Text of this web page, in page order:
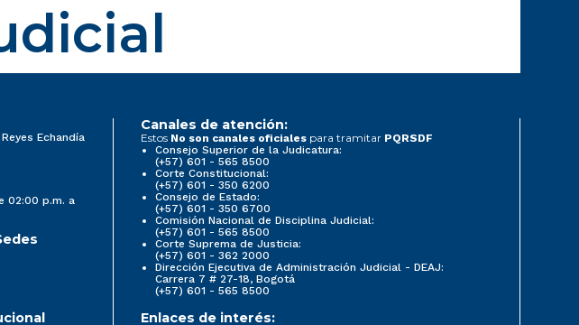
Echandía
02:00 p.m. a
Canales de atención:
Estos No son canales oficiales para tramitar PQRSDF
Consejo Superior de la Judicatura:
(+57) 601 - 565 8500
Corte Constitucional:
(+57) 601 - 350 6200
Consejo de Estado:
(+57) 601 - 350 6700
Comisión Nacional de Disciplina Judicial:
(+57) 601 - 565 8500
Corte Suprema de Justicia:
(+57) 601 - 362 2000
Dirección Ejecutiva de Administración Judicial - DEAJ:
Carrera 7 # 27-18, Bogotá
(+57) 601 - 565 8500
Enlaces de interés: